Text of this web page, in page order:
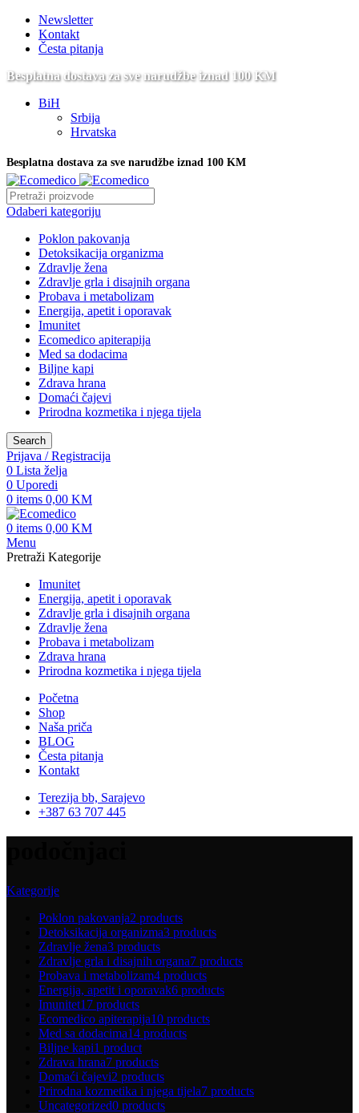
Newsletter
Kontakt
Česta pitanja
Besplatna dostava za sve narudžbe iznad 100 KM
BiH
Srbija
Hrvatska
Besplatna dostava za sve narudžbe iznad 100 KM
Odaberi kategoriju
Poklon pakovanja
Detoksikacija organizma
Zdravlje žena
Zdravlje grla i disajnih organa
Probava i metabolizam
Energija, apetit i oporavak
Imunitet
Ecomedico apiterapija
Med sa dodacima
Biljne kapi
Zdrava hrana
Domaći čajevi
Prirodna kozmetika i njega tijela
Search
Prijava / Registracija
0 Lista želja
0 Uporedi
0 items 0,00 KM
0 items 0,00 KM
Menu
Pretraži Kategorije
Imunitet
Energija, apetit i oporavak
Zdravlje grla i disajnih organa
Zdravlje žena
Probava i metabolizam
Zdrava hrana
Prirodna kozmetika i njega tijela
Početna
Shop
Naša priča
BLOG
Česta pitanja
Kontakt
Terezija bb, Sarajevo
+387 63 707 445
Kategorije
Poklon pakovanja2 products
Detoksikacija organizma3 products
Zdravlje žena3 products
Zdravlje grla i disajnih organa7 products
Probava i metabolizam4 products
Energija, apetit i oporavak6 products
Imunitet17 products
Ecomedico apiterapija10 products
Med sa dodacima14 products
Biljne kapi1 product
Zdrava hrana7 products
Domaći čajevi2 products
Prirodna kozmetika i njega tijela7 products
Uncategorized0 products